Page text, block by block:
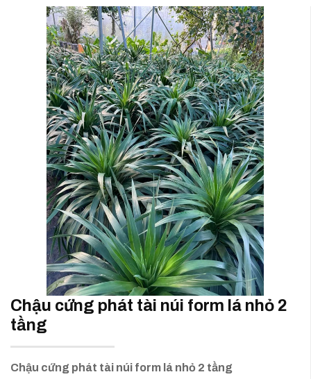
Chậu cứng phát tài núi form lá nhỏ 2
tầng
Chậu cứng phát tài núi form lá nhỏ 2 tầng